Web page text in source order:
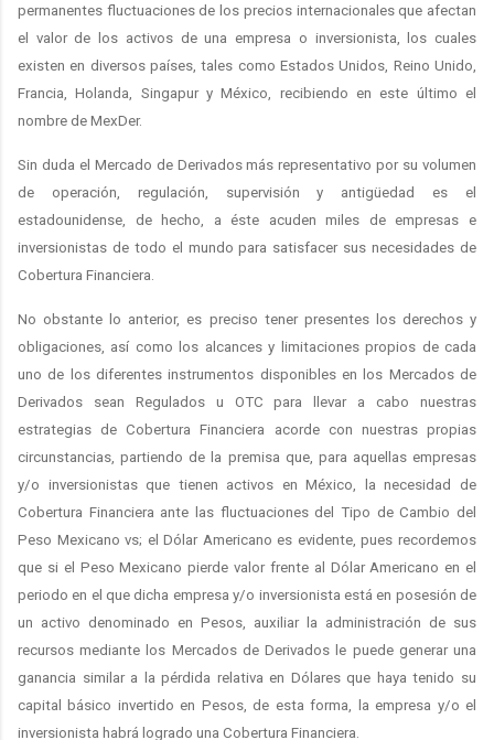
permanentes fluctuaciones de los precios internacionales que afectan
el valor de los activos de una empresa o inversionista, los cuales
existen en diversos países, tales como Estados Unidos, Reino Unido,
Francia, Holanda, Singapur y México, recibiendo en este último el
nombre de MexDer.
Sin duda el Mercado de Derivados más representativo por su volumen
de operación, regulación, supervisión y antigüedad es el
estadounidense, de hecho, a éste acuden miles de empresas e
inversionistas de todo el mundo para satisfacer sus necesidades de
Cobertura Financiera.
No obstante lo anterior, es preciso tener presentes los derechos y
obligaciones, así como los alcances y limitaciones propios de cada
uno de los diferentes instrumentos disponibles en los Mercados de
Derivados sean Regulados u OTC para llevar a cabo nuestras
estrategias de Cobertura Financiera acorde con nuestras propias
circunstancias, partiendo de la premisa que, para aquellas empresas
y/o inversionistas que tienen activos en México, la necesidad de
Cobertura Financiera ante las fluctuaciones del Tipo de Cambio del
Peso Mexicano vs; el Dólar Americano es evidente, pues recordemos
que si el Peso Mexicano pierde valor frente al Dólar Americano en el
periodo en el que dicha empresa y/o inversionista está en posesión de
un activo denominado en Pesos, auxiliar la administración de sus
recursos mediante los Mercados de Derivados le puede generar una
ganancia similar a la pérdida relativa en Dólares que haya tenido su
capital básico invertido en Pesos, de esta forma, la empresa y/o el
inversionista habrá logrado una Cobertura Financiera.